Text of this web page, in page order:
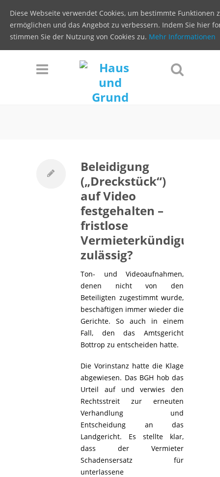
Beleidigung
(„Dreckstück“)
auf Video
festgehalten –
fristlose
Vermieterkündigung
zulässig?
Ton- und Videoaufnahmen,
denen nicht von den
Beteiligten zugestimmt wurde,
beschäftigen immer wieder die
Gerichte. So auch in einem
Fall, den das Amtsgericht
Bottrop zu entscheiden hatte.
Die Vorinstanz hatte die Klage
abgewiesen. Das BGH hob das
Urteil auf und verwies den
Rechtsstreit zur erneuten
Verhandlung und
Entscheidung an das
Landgericht. Es stellte klar,
dass der Vermieter
Schadensersatz für
unterlassene
Diese Webseite verwendet Cookies, um bestimmte Funktionen
ermöglichen und das Angebot zu verbessern. Indem Sie hier
stimmen Sie der Nutzung von Cookies zu. Mehr Informationen